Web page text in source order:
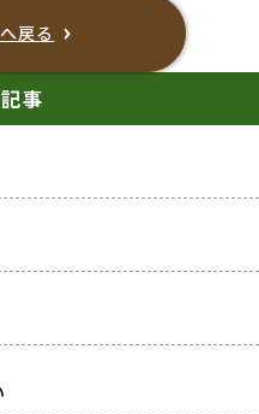
戻る
事